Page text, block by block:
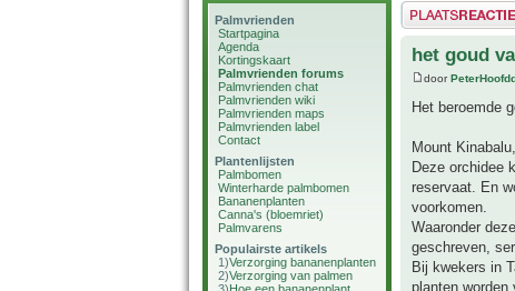
Palmvrienden
Startpagina
Agenda
Kortingskaart
Palmvrienden forums
Palmvrienden chat
Palmvrienden wiki
Palmvrienden maps
Palmvrienden label
Contact
Plantenlijsten
Palmbomen
Winterharde palmbomen
Bananenplanten
Canna's (bloemriet)
Palmvarens
Populairste artikels
1)Verzorging bananenplanten
2)Verzorging van palmen
Plaats een reactie
het goud
door
Het beroemde
Mount
Deze orchidee
reservaat. En
voorkomen.
Waaronder
geschreven,
Bij kwekers in
planten worden